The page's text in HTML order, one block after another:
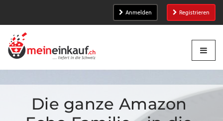
Anmelden Registrieren
Die ganze Amazon